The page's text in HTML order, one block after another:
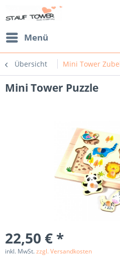
Menü
Übersicht Mini Tower
Mini Tower Puzzle
22,50 € *
inkl. MwSt.zzgl. Versandkosten